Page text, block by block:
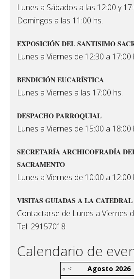
Lunes a Sábados a las 12:00 y
Domingos a las 11:00 hs.
EXPOSICIÓN DEL SANTISIMO
Lunes a Viernes de 12:30 a 17:00
BENDICIÓN EUCARÍSTICA
Lunes a Viernes a las 17:00 hs.
DESPACHO PARROQUIAL
Lunes a Viernes de 15:00 a 18:00
SECRETARÍA ARCHICOFRADÍA
SACRAMENTO
Lunes a Viernes de 10:00 a 12:00
VISITAS GUIADAS A LA CATEDRAL
Contactarse de Lunes a Viernes
Tel: 29157018
Calendario de
« < Agosto 2026